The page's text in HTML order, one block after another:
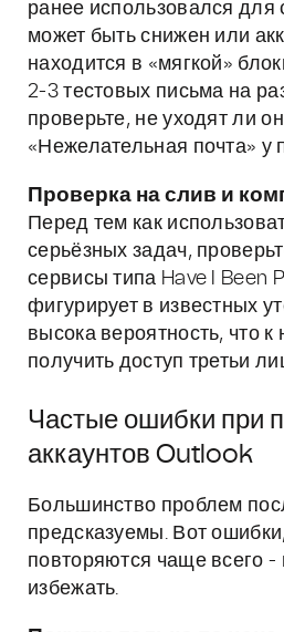
ранее использовался для
может быть снижен или
находится в «мягкой»
2-3 тестовых письма на
проверьте, не уходят ли
«Нежелательная почта» у
Проверка на слив и
Перед тем как
серьёзных задач,
сервисы типа Have I Been
фигурирует в известных
высока вероятность, что
получить доступ третьи
Частые ошибки при
аккаунтов Outlook
Большинство проблем
предсказуемы. Вот
повторяются чаще всего -
избежать.